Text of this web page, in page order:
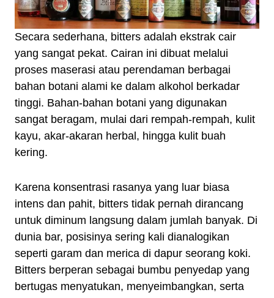
Secara sederhana, bitters adalah ekstrak cair
yang sangat pekat. Cairan ini dibuat melalui
proses maserasi atau perendaman berbagai
bahan botani alami ke dalam alkohol berkadar
tinggi. Bahan-bahan botani yang digunakan
sangat beragam, mulai dari rempah-rempah, kulit
kayu, akar-akaran herbal, hingga kulit buah
kering.
Karena konsentrasi rasanya yang luar biasa
intens dan pahit, bitters tidak pernah dirancang
untuk diminum langsung dalam jumlah banyak. Di
dunia bar, posisinya sering kali dianalogikan
seperti garam dan merica di dapur seorang koki.
Bitters berperan sebagai bumbu penyedap yang
bertugas menyatukan, menyeimbangkan, serta